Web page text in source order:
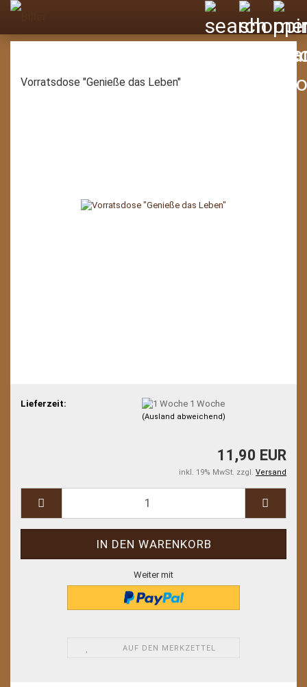
Vorratsdose "Genieße das Leben"
Lieferzeit: 1 Woche
(Ausland abweichend)
11,90 EUR
inkl. 19% MwSt. zzgl. Versand
Weiter mit
AUF DEN MERKZETTEL